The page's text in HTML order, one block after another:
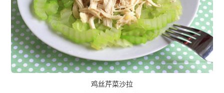
鸡丝芹菜沙拉